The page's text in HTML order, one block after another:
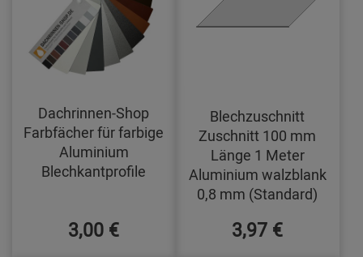
Dachrinnen-Shop
Farbfächer für farbige
Aluminium
Blechkantprofile
3,00 €
Blechzuschnitt
Zuschnitt 100 mm
Länge 1 Meter
Aluminium walzblank
0,8 mm (Standard)
3,97 €